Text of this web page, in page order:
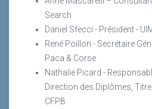
Search
Daniel Sfecci - Président -
René Poillon - Secrétaire
Paca & Corse
Nathalie Picard -
Direction des Diplômes,
CFPB